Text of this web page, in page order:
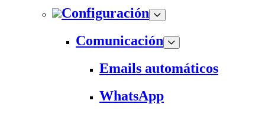
Configuración
Comunicación
Emails automáticos
WhatsApp